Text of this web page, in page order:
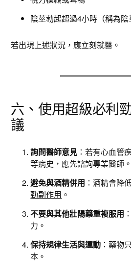
陰莖勃起超過4小時（稱為陰
若出現上述狀況，應立刻就醫。
六、使用超級必利
議
詢問醫師意見 ：若有心血管
等病史，應先諮詢專業醫師。
避免與酒精併用 ：酒精會降
勁副作用 。
不要與其他壯陽藥重複服用
力。
保持規律生活與運動 ：藥物
本。